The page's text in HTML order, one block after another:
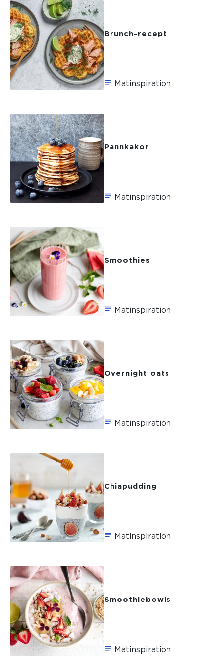
minThe average star rating for this recipe is
Brunch-recept
Matinspiration
Pannkakor
Matinspiration
Smoothies
Matinspiration
Overnight oats
Matinspiration
Chiapudding
Matinspiration
Smoothiebowls
Matinspiration